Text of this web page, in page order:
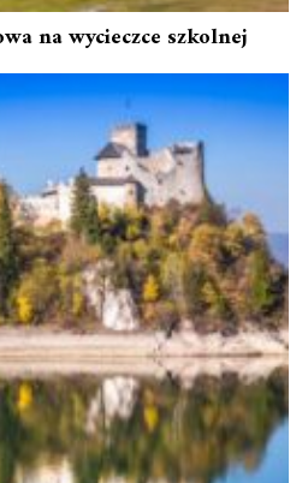
na wycieczce szkolnej